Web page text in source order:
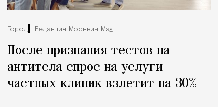
Город Редакция Москвич Mag
После признания тестов на
антитела спрос на услуги
частных клиник взлетит на 30%